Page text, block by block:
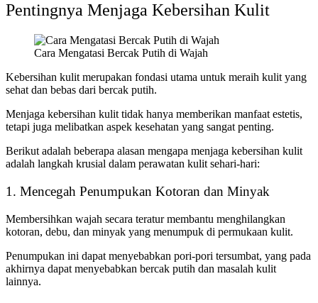
Pentingnya Menjaga Kebersihan Kulit
Cara Mengatasi Bercak Putih di Wajah
Kebersihan kulit merupakan fondasi utama untuk meraih kulit yang
sehat dan bebas dari bercak putih.
Menjaga kebersihan kulit tidak hanya memberikan manfaat estetis,
tetapi juga melibatkan aspek kesehatan yang sangat penting.
Berikut adalah beberapa alasan mengapa menjaga kebersihan kulit
adalah langkah krusial dalam perawatan kulit sehari-hari:
1. Mencegah Penumpukan Kotoran dan Minyak
Membersihkan wajah secara teratur membantu menghilangkan
kotoran, debu, dan minyak yang menumpuk di permukaan kulit.
Penumpukan ini dapat menyebabkan pori-pori tersumbat, yang pada
akhirnya dapat menyebabkan bercak putih dan masalah kulit
lainnya.